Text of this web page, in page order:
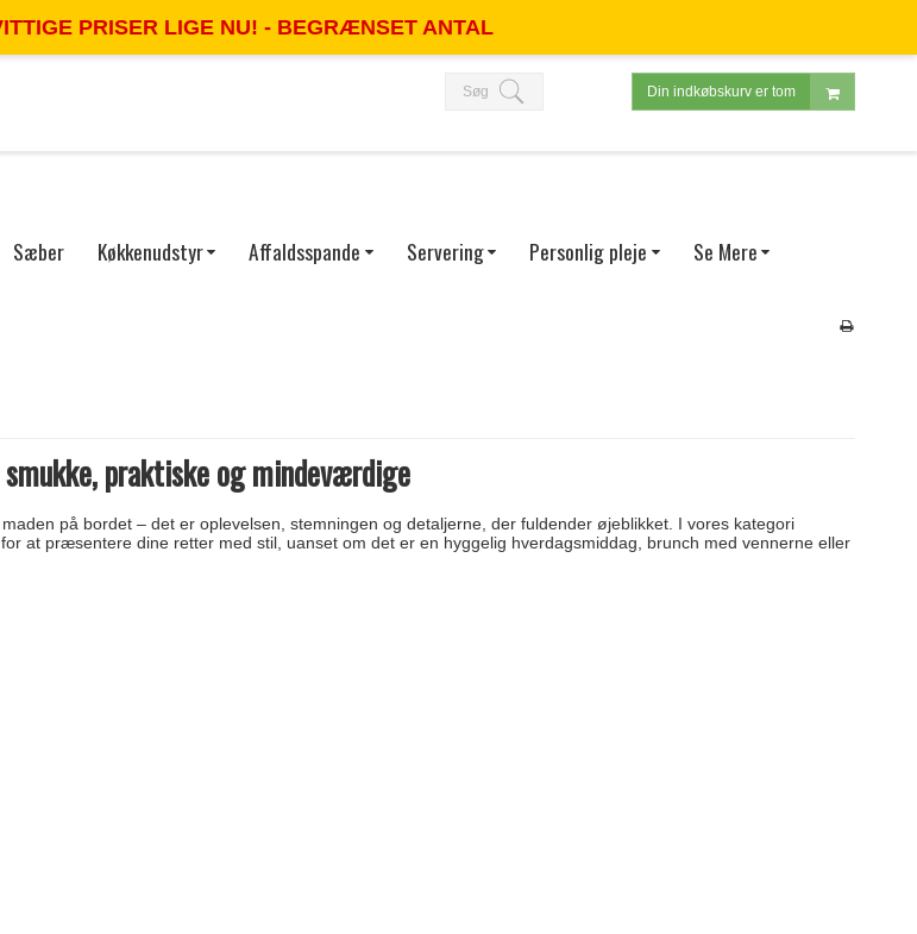
PRISER LIGE NU! - BEGRÆNSET ANTAL
FORSIDE INFORMATION FAQ DIN KONTO
Din indkøbskurv er tom
Søg
Sæber Køkkenudstyr Affaldsspande Servering Personlig pleje Se Mere
praktiske og mindeværdige
på bordet – det er oplevelsen, stemningen og detaljerne, der fuldender øjeblikket. I vores kategori
at præsentere dine retter med stil, uanset om det er en hyggelig hverdagsmiddag, brunch med vennerne eller